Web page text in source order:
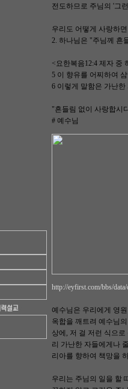
전도하므로 주님의 '그
우리도 어떻게 사랑하
2. 하나님은 "주님께 흔
<요한복음12:4 제자 중
5 이 향유를 어찌하여
6 이렇게 말함은 가난
"흔들림 없이 사랑합시
# 예수님
http://eyfirst.com/bbs/
예수님은 우리에게 영
옥합을 깨트려 예수님
상에, 저 걸 저런 식으
리 가난한 자들에게나
리아를 향하여 책망을
우리는 주님의 일을 할